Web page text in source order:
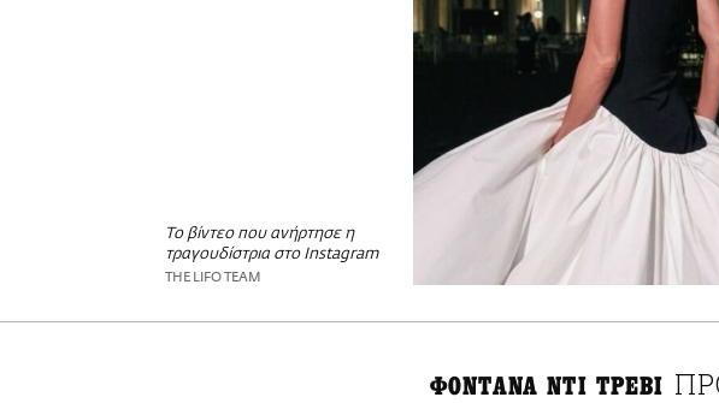
Το βίντεο που ανήρτησε η
τραγουδίστρια στο Instagram
THE LIFO TEAM
ΦΟΝΤΑΝΑ ΝΤΙ ΤΡΕΒΙ